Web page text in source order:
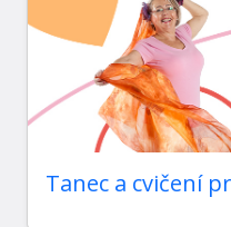
Tanec a cvičení